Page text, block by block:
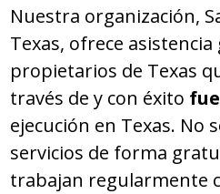
Nuestra organización,
Texas, ofrece
propietarios de Texas
través de y con éxito
ejecución en Texas. No
servicios de forma
trabajan regularmente